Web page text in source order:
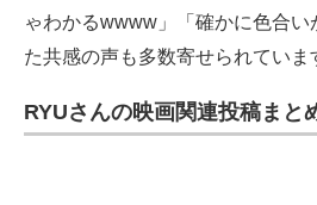
ゃわかるwwww」「確かに色合い
た共感の声も多数寄せられていま
RYUさんの映画関連投稿まと